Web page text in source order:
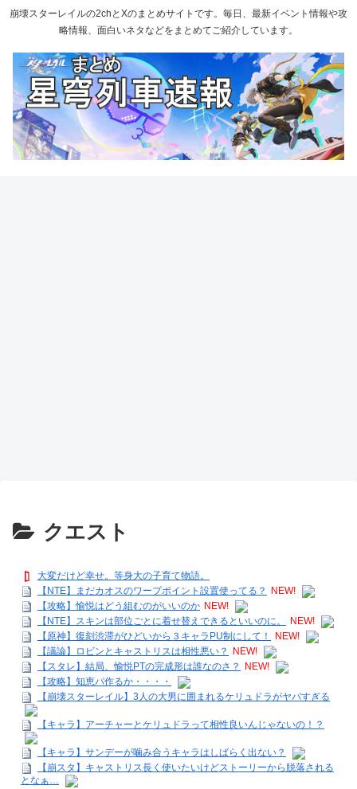
崩壊スターレイルの2chとXのまとめサイトです。毎日、最新イベント情報や攻
略情報、面白いネタなどをまとめてご紹介しています。
クエスト
大変だけど幸せ。等身大の子育て物語。
【NTE】まだカオスのワープポイント設置使ってる？
NEW!
【攻略】愉悦はどう組むのがいいのか NEW!
【NTE】スキンは部位ごとに着せ替えできるといいのに。
NEW!
【原神】復刻渋滞がひどいから３キャラPU制にして！
NEW!
【議論】ロビンとキャストリスは相性悪い？
NEW!
【スタレ】結局、愉悦PTの完成形は誰なのさ？
NEW!
【攻略】知恵パ作るか・・・・
【崩壊スターレイル】3人の大男に囲まれるケリュドラがヤバすぎる
【キャラ】アーチャーとケリュドラって相性良いんじゃないの！？
【キャラ】サンデーが噛み合うキャラはしばらく出ない？
【崩スタ】キャストリス長く使いたいけどストーリーから脱落される
となぁ…